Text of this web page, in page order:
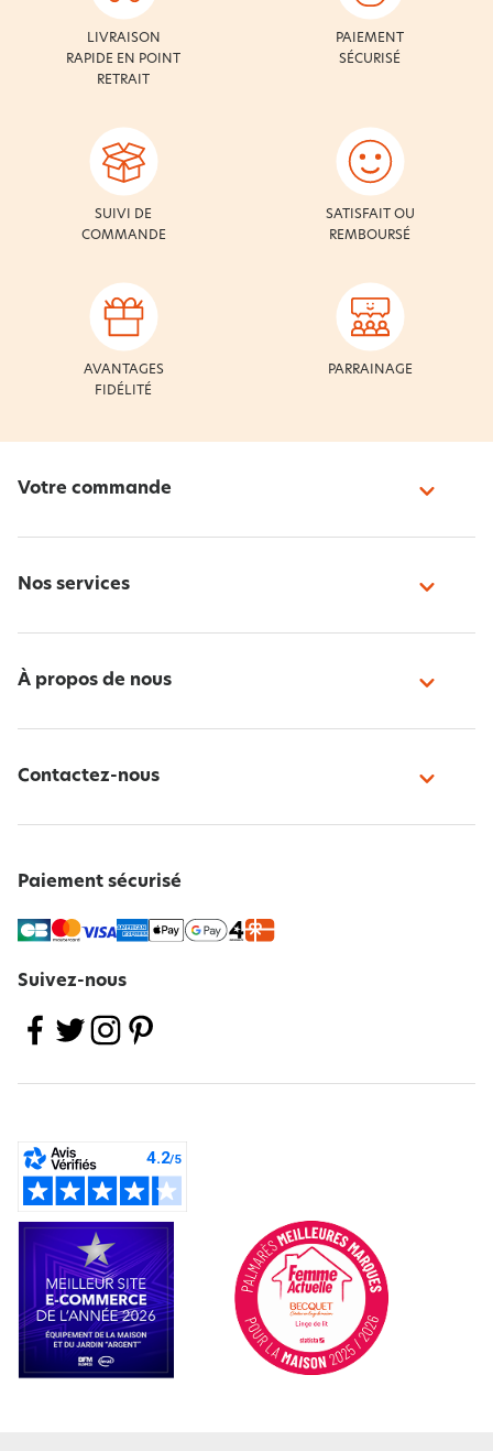
LIVRAISON
RAPIDE EN POINT
RETRAIT
PAIEMENT
SÉCURISÉ
SUIVI DE
COMMANDE
SATISFAIT OU
REMBOURSÉ
AVANTAGES
FIDÉLITÉ
PARRAINAGE
Votre commande
Nos services
À propos de nous
Contactez-nous
Paiement sécurisé
Suivez-nous